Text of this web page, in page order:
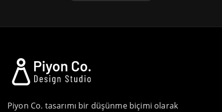
Piyon Co. tasarımı bir düşünme biçimi olarak